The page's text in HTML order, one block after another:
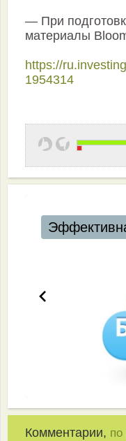
— При
материалы
https://
1954314
Комментарии, по